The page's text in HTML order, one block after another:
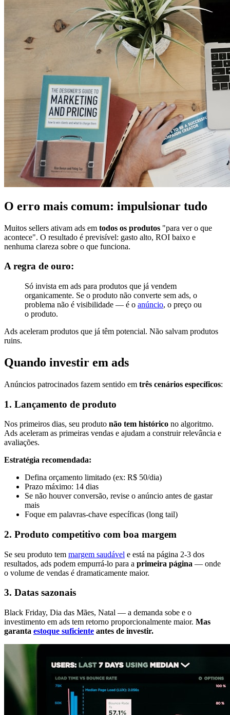
O erro mais comum: impulsionar tudo
Muitos sellers ativam ads em todos os produtos "para ver o que
acontece". O resultado é previsível: gasto alto, ROI baixo e
nenhuma clareza sobre o que funciona.
A regra de ouro:
Só invista em ads para produtos que já vendem
organicamente. Se o produto não converte sem ads, o
problema não é visibilidade — é o anúncio, o preço ou
o produto.
Ads aceleram produtos que já têm potencial. Não salvam produtos
ruins.
Quando investir em ads
Anúncios patrocinados fazem sentido em três cenários específicos:
1. Lançamento de produto
Nos primeiros dias, seu produto não tem histórico no algoritmo.
Ads aceleram as primeiras vendas e ajudam a construir relevância e
avaliações.
Estratégia recomendada:
Defina orçamento limitado (ex: R$ 50/dia)
Prazo máximo: 14 dias
Se não houver conversão, revise o anúncio antes de gastar
mais
Foque em palavras-chave específicas (long tail)
2. Produto competitivo com boa margem
Se seu produto tem margem saudável e está na página 2-3 dos
resultados, ads podem empurrá-lo para a primeira página — onde
o volume de vendas é dramaticamente maior.
3. Datas sazonais
Black Friday, Dia das Mães, Natal — a demanda sobe e o
investimento em ads tem retorno proporcionalmente maior. Mas
garanta estoque suficiente antes de investir.